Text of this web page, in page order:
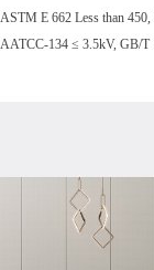
ASTM E 662 Less than
AATCC-134 ≤ 3.5kV, GB/T